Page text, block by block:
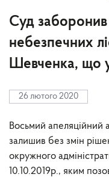
Суд заборонив
небезпечних
Шевченка, що у
26 лютого 2020
Восьмий апеляційний
залишив без змін
окружного
10.10.2019р., яким